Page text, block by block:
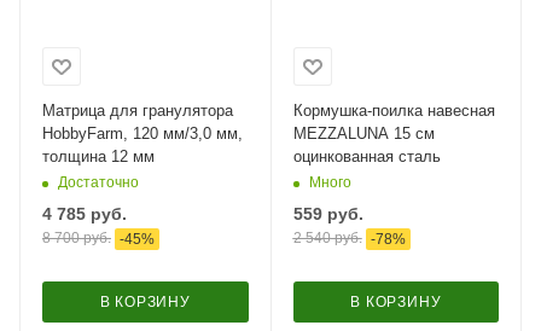
Матрица для гранулятора
HobbyFarm, 120 мм/3,0 мм,
толщина 12 мм
Достаточно
4 785 руб.
8 700руб. -45%
В КОРЗИНУ
Кормушка-поилка навесная
MEZZALUNA 15 см
оцинкованная сталь
Много
559руб.
2 540руб. -78%
В КОРЗИНУ